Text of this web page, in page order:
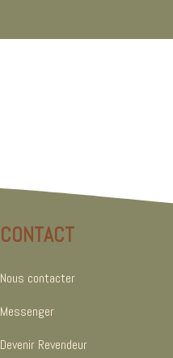
CONTACT
Nous contacter
Messenger
Devenir Revendeur